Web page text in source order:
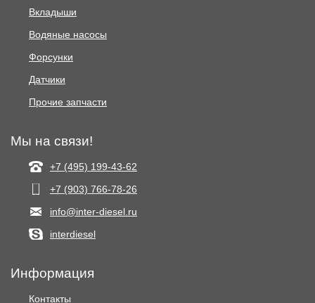
Вкладыши
Водяные насосы
Форсунки
Датчики
Прочие запчасти
Мы на связи!
+7 (495) 199-43-62
+7 (903) 766‑78-26
info@inter-diesel.ru
interdiesel
Информация
Контакты